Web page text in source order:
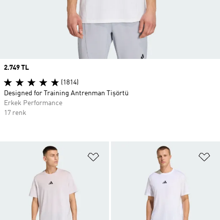
Favori Listesine Ekle
Price
2.749 TL
(1814)
Designed for Training Antrenman Tişörtü
Erkek Performance
17 renk